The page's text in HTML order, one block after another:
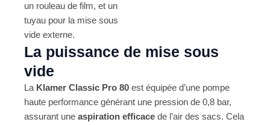
un rouleau de film, et un
tuyau pour la mise sous
vide externe.
La puissance de mise sous
vide
La Klamer Classic Pro 80 est équipée d’une pompe
haute performance générant une pression de 0,8 bar,
assurant une aspiration efficace de l’air des sacs. Cela